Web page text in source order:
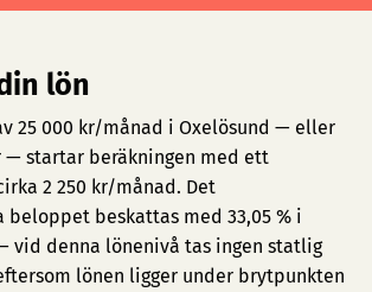
lön
25 000 kr/månad i Oxelösund — eller
— startar beräkningen med ett
2 250 kr/månad. Det
beloppet beskattas med 33,05 % i
vid denna lönenivå tas ingen statlig
lönen ligger under brytpunkten